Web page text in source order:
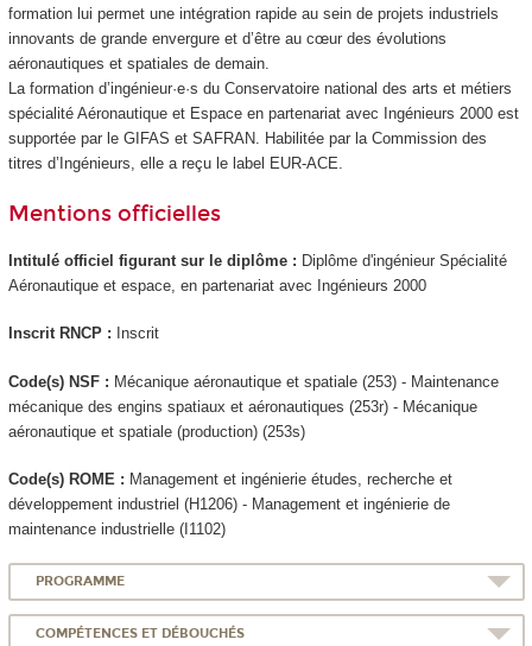
formation lui permet une intégration rapide au sein de projets industriels
innovants de grande envergure et d’être au cœur des évolutions
aéronautiques et spatiales de demain.
La formation d’ingénieur·e·s du Conservatoire national des arts et métiers
spécialité Aéronautique et Espace en partenariat avec Ingénieurs 2000 est
supportée par le GIFAS et SAFRAN. Habilitée par la Commission des
titres d’Ingénieurs, elle a reçu le label EUR-ACE.
Mentions officielles
Intitulé officiel figurant sur le diplôme : Diplôme d'ingénieur Spécialité
Aéronautique et espace, en partenariat avec Ingénieurs 2000
Inscrit RNCP: Inscrit
Code(s) NSF : Mécanique aéronautique et spatiale (253) - Maintenance
mécanique des engins spatiaux et aéronautiques (253r) - Mécanique
aéronautique et spatiale (production) (253s)
Code(s) ROME : Management et ingénierie études, recherche et
développement industriel (H1206) - Management et ingénierie de
maintenance industrielle (I1102)
PROGRAMME
COMPÉTENCES ET DÉBOUCHÉS